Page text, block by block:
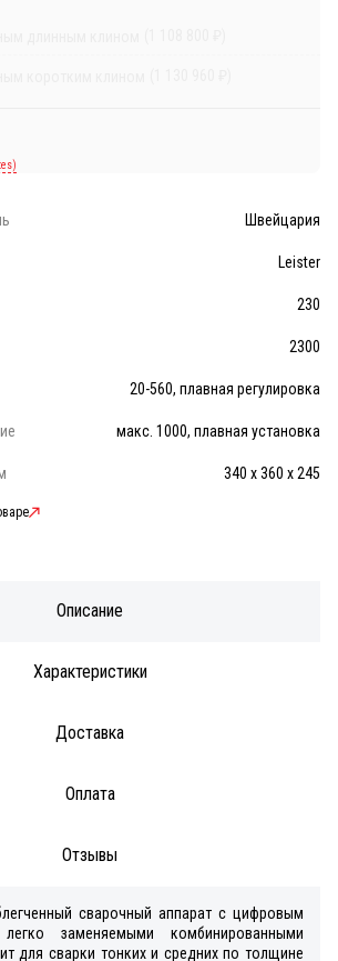
Швейцария
Leister
230
2300
20-560, плавная регулировка
макс. 1000, плавная установка
340 х 360 х 245
Описание
Характеристики
Доставка
Оплата
Отзывы
сварочный аппарат с цифровым
заменяемыми комбинированными
для сварки тонких и средних по толщине